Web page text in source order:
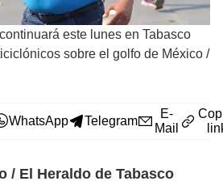
este lunes en Tabasco
sobre el golfo de México /
WhatsApp Telegram
E-
Mail
/ El Heraldo de Tabasco